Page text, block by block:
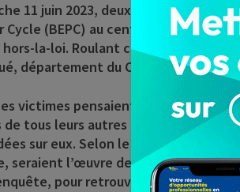
11 juin 2023, deux enseignants
(BEPC) au centre de
hors-la-loi. Roulant chacun à moto,
département du Couffo, alors
victimes pensaient, les braqueurs
de tous leurs autres biens
sur eux. Selon le média « Les 4
seraient l’œuvre de certains bergers
pour retrouver les auteurs.